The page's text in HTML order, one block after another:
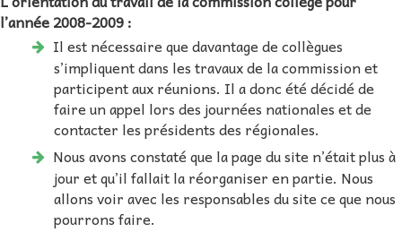
l’année 2008-2009 :
Il est nécessaire que davantage de collègues
s’impliquent dans les travaux de la commission et
participent aux réunions. Il a donc été décidé de
faire un appel lors des journées nationales et de
contacter les présidents des régionales.
Nous avons constaté que la page du site n’était plus à
jour et qu’il fallait la réorganiser en partie. Nous
allons voir avec les responsables du site ce que nous
pourrons faire.